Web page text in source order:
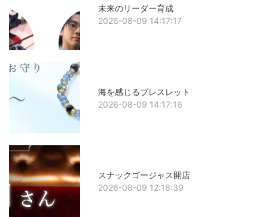
未来のリーダー育成
2026-08-09 14:17:17
海を感じるブレスレット
2026-08-09 14:17:16
スナックゴージャス開店
2026-08-09 12:18:39